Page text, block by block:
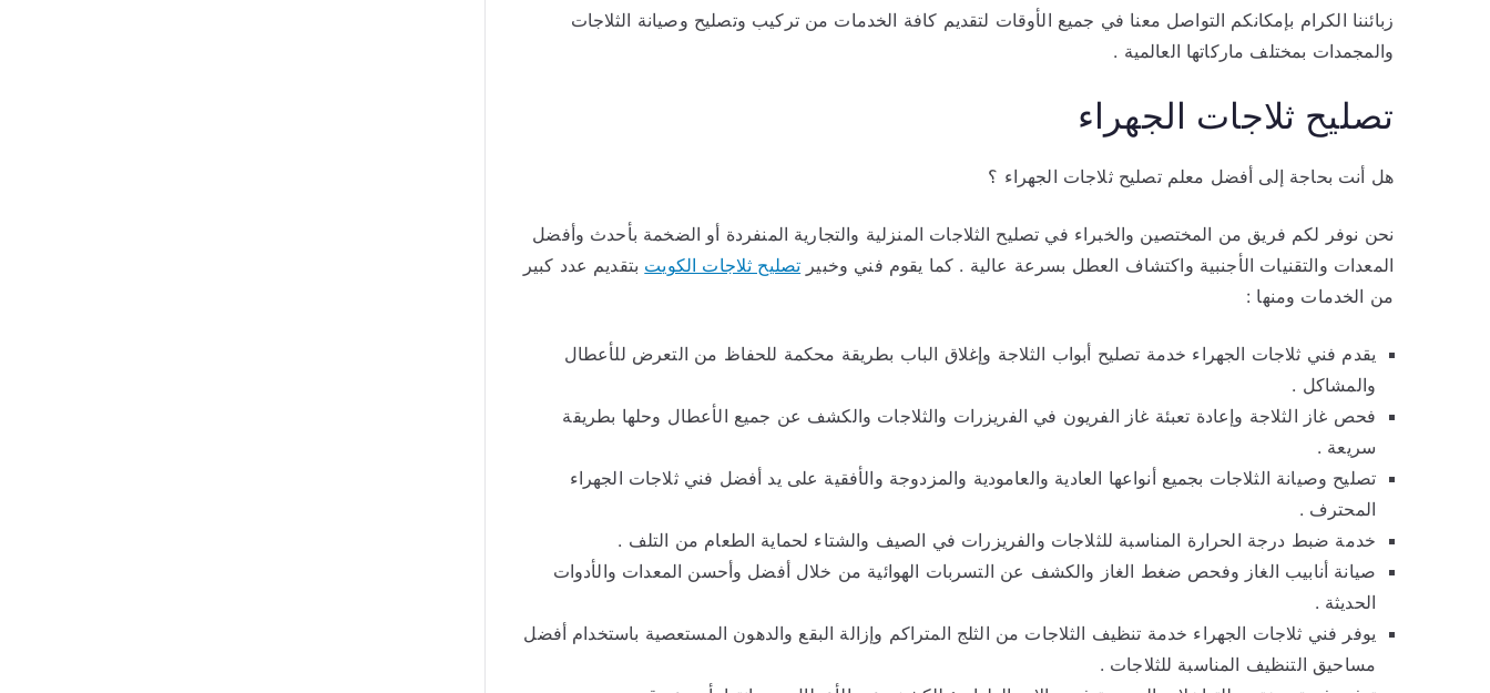
زبائننا الكرام بإمكانكم التواصل معنا في جميع الأوقات لتقديم كافة الخدمات من تركيب وتصليح وصيانة الثلاجات
والمجمدات بمختلف ماركاتها العالمية .
تصليح ثلاجات الجهراء
هل أنت بحاجة إلى أفضل معلم تصليح ثلاجات الجهراء ؟
نحن نوفر لكم فريق من المختصين والخبراء في تصليح الثلاجات المنزلية والتجارية المنفردة أو الضخمة بأحدث وأفضل
المعدات والتقنيات الأجنبية واكتشاف العطل بسرعة عالية . كما يقوم فني وخبير تصليح ثلاجات الكويت بتقديم عدد كبير
من الخدمات ومنها :
يقدم فني ثلاجات الجهراء خدمة تصليح أبواب الثلاجة وإغلاق الباب بطريقة محكمة للحفاظ من التعرض للأعطال
والمشاكل .
فحص غاز الثلاجة وإعادة تعبئة غاز الفريون في الفريزرات والثلاجات والكشف عن جميع الأعطال وحلها بطريقة
سريعة .
تصليح وصيانة الثلاجات بجميع أنواعها العادية والعامودية والمزدوجة والأفقية على يد أفضل فني ثلاجات الجهراء
المحترف .
خدمة ضبط درجة الحرارة المناسبة للثلاجات والفريزرات في الصيف والشتاء لحماية الطعام من التلف .
صيانة أنابيب الغاز وفحص ضغط الغاز والكشف عن التسربات الهوائية من خلال أفضل وأحسن المعدات والأدوات
الحديثة .
يوفر فني ثلاجات الجهراء خدمة تنظيف الثلاجات من الثلج المتراكم وإزالة البقع والدهون المستعصية باستخدام أفضل
مساحيق التنظيف المناسبة للثلاجات .